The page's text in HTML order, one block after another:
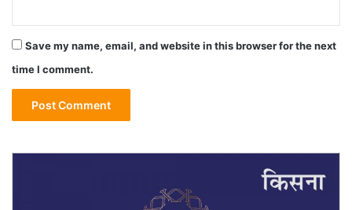
Save my name, email, and website in this browser for the next
time I comment.